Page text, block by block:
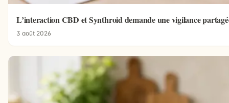
L’interaction CBD et Synthroid demande une vigilance
3 août 2026